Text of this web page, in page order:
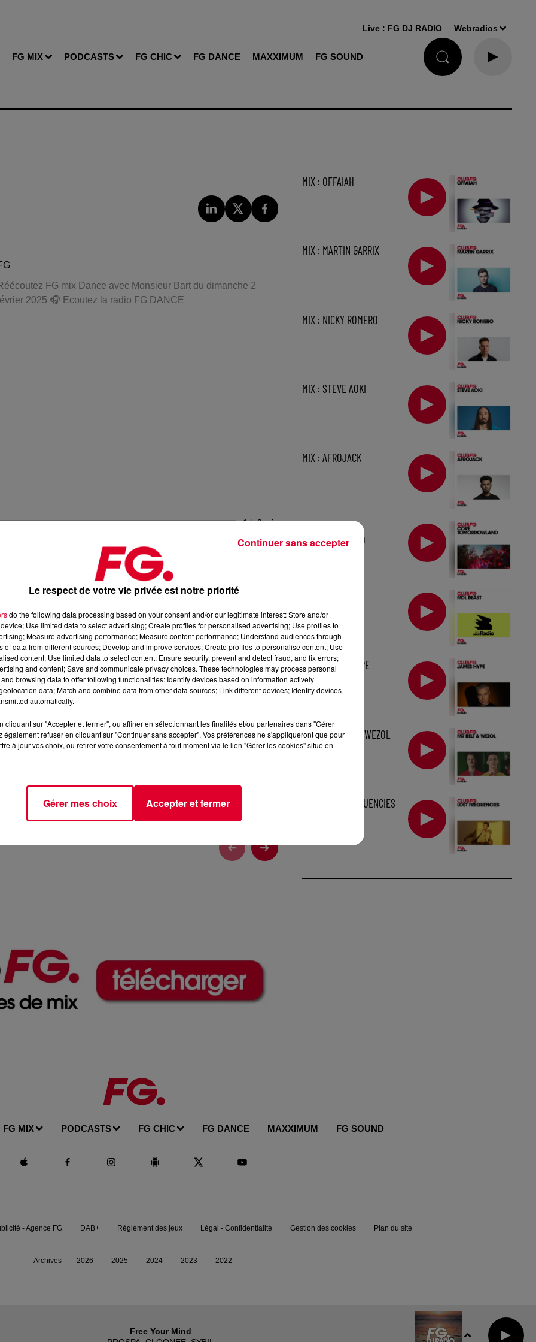
FG MIX PODCASTS FG CHIC FG DANCE MAXXIMUM FG SOUND
Live : FG DJ RADIO Webradios
FG mix Dance avec Monsieur Bart du dimanche 2
2025 🎧 Ecoutez la radio FG DANCE
1 h 3 min
2 février 2025
, 📱 et sur l’Application FG (IOShttps://urlz.fr/hhZxGoogle
rave et tech-house
MIX : OFFAIAH
MIX : MARTIN GARRIX
MIX : NICKY ROMERO
MIX : STEVE AOKI
MIX : AFROJACK
TOMORROWLAND
MIX : JAMES HYPE
MIX : MR BELT & WEZOL
MIX : LOST FREQUENCIES
FG MIX PODCASTS FG CHIC FG DANCE MAXXIMUM FG SOUND
Free Your Mind
- Agence FG DAB+ Règlement des jeux Légal - Confidentialité Gestion des cookies Plan du site
Archives 2026 2025 2024 2023 2022
Le respect de votre vie privée est notre priorité
do the following data processing based on your consent and/or our legitimate interest: Store and/or
Use limited data to select advertising; Create profiles for personalised advertising; Use profiles to
Measure advertising performance; Measure content performance; Understand audiences through
of data from different sources; Develop and improve services; Create profiles to personalise content; Use
content; Use limited data to select content; Ensure security, prevent and detect fraud, and fix errors;
and content; Save and communicate privacy choices. These technologies may process personal
browsing data to offer following functionalities: Identify devices based on information actively
data; Match and combine data from other data sources; Link different devices; Identify devices
automatically.
cliquant sur "Accepter et fermer", ou affiner en sélectionnant les finalités et/ou partenaires dans "Gérer
également refuser en cliquant sur "Continuer sans accepter". Vos préférences ne s'appliqueront que pour
à jour vos choix, ou retirer votre consentement à tout moment via le lien "Gérer les cookies" situé en
Gérer mes choix Accepter et fermer
Continuer sans accepter